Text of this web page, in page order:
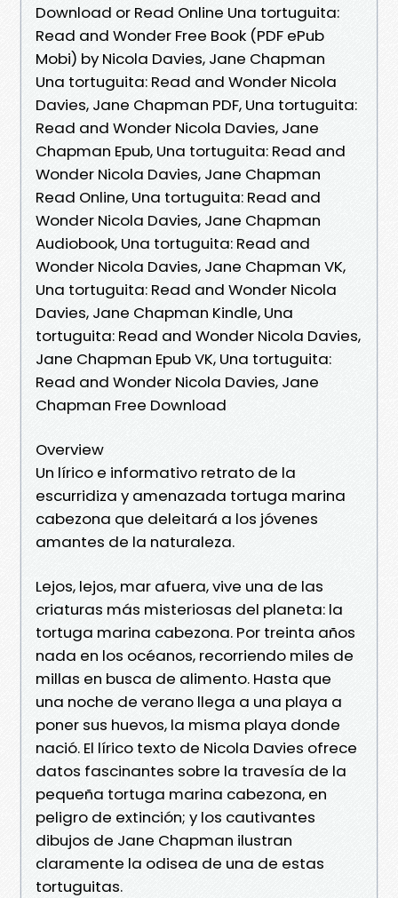
Download or Read Online Una tortuguita:
Read and Wonder Free Book (PDF ePub
Mobi) by Nicola Davies, Jane Chapman
Una tortuguita: Read and Wonder Nicola
Davies, Jane Chapman PDF, Una tortuguita:
Read and Wonder Nicola Davies, Jane
Chapman Epub, Una tortuguita: Read and
Wonder Nicola Davies, Jane Chapman
Read Online, Una tortuguita: Read and
Wonder Nicola Davies, Jane Chapman
Audiobook, Una tortuguita: Read and
Wonder Nicola Davies, Jane Chapman VK,
Una tortuguita: Read and Wonder Nicola
Davies, Jane Chapman Kindle, Una
tortuguita: Read and Wonder Nicola Davies,
Jane Chapman Epub VK, Una tortuguita:
Read and Wonder Nicola Davies, Jane
Chapman Free Download
Overview
Un lírico e informativo retrato de la
escurridiza y amenazada tortuga marina
cabezona que deleitará a los jóvenes
amantes de la naturaleza.
Lejos, lejos, mar afuera, vive una de las
criaturas más misteriosas del planeta: la
tortuga marina cabezona. Por treinta años
nada en los océanos, recorriendo miles de
millas en busca de alimento. Hasta que
una noche de verano llega a una playa a
poner sus huevos, la misma playa donde
nació. El lírico texto de Nicola Davies ofrece
datos fascinantes sobre la travesía de la
pequeña tortuga marina cabezona, en
peligro de extinción; y los cautivantes
dibujos de Jane Chapman ilustran
claramente la odisea de una de estas
tortuguitas.